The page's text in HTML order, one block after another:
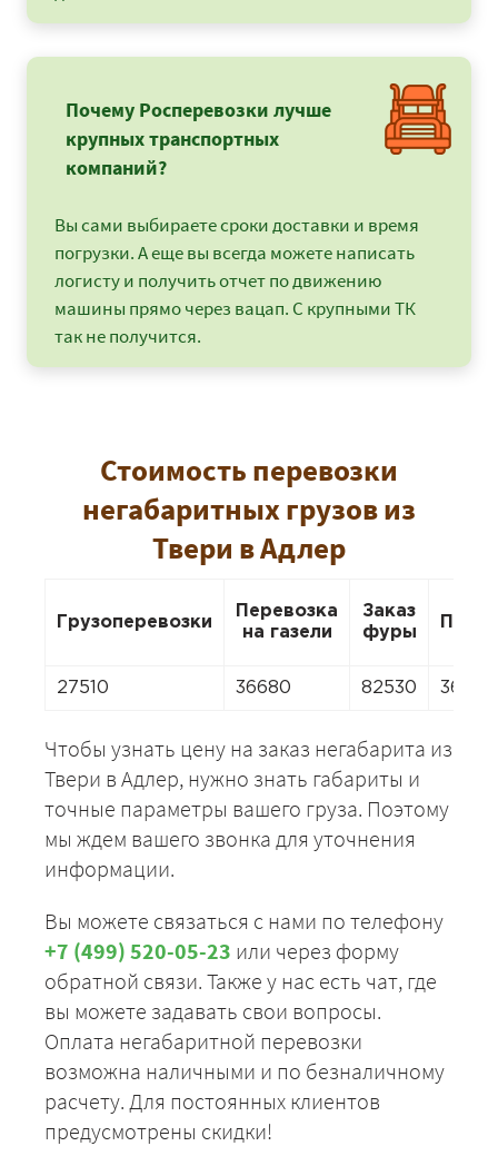
Почему Росперевозки лучше
крупных транспортных
компаний?
Вы сами выбираете сроки доставки и время
погрузки. А еще вы всегда можете написать
логисту и получить отчет по движению
машины прямо через вацап. С крупными ТК
так не получится.
Стоимость перевозки
негабаритных грузов из
Твери в Адлер
Грузоперевозки
Перевозка
на газели
Заказ
фуры
27510 36680 82530 36680
Чтобы узнать цену на заказ негабарита из
Твери в Адлер, нужно знать габариты и
точные параметры вашего груза. Поэтому
мы ждем вашего звонка для уточнения
информации.
Вы можете связаться с нами по телефону
+7 (499) 520-05-23 или через форму
обратной связи. Также у нас есть чат, где
вы можете задавать свои вопросы.
Оплата негабаритной перевозки
возможна наличными и по безналичному
расчету. Для постоянных клиентов
предусмотрены скидки!